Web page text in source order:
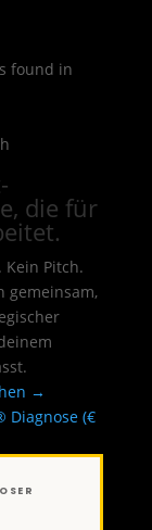
found in
die für
Pitch.
gemeinsam,
→
Diagnose (€